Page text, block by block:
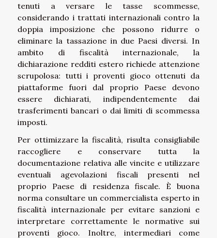
tenuti a versare le tasse scommesse,
considerando i trattati internazionali contro la
doppia imposizione che possono ridurre o
eliminare la tassazione in due Paesi diversi. In
ambito di fiscalità internazionale, la
dichiarazione redditi estero richiede attenzione
scrupolosa: tutti i proventi gioco ottenuti da
piattaforme fuori dal proprio Paese devono
essere dichiarati, indipendentemente dai
trasferimenti bancari o dai limiti di scommessa
imposti.
Per ottimizzare la fiscalità, risulta consigliabile
raccogliere e conservare tutta la
documentazione relativa alle vincite e utilizzare
eventuali agevolazioni fiscali presenti nel
proprio Paese di residenza fiscale. È buona
norma consultare un commercialista esperto in
fiscalità internazionale per evitare sanzioni e
interpretare correttamente le normative sui
proventi gioco. Inoltre, intermediari come